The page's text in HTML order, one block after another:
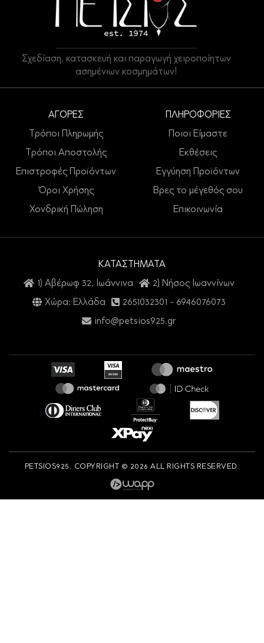
Σχεδίαση, κατασκευή και παραγωγή χειροποίητων
ασημένιων κοσμημάτων!
ΑΓΟΡΕΣ
Τρόποι Πληρωμής
Τρόποι Αποστολής
Επιστροφές Προϊόντων
Όροι Χρήσης
Χονδρική Πώληση
ΠΛΗΡΟΦΟΡΙΕΣ
Ποιοι Είμαστε
Εκθέσεις
Εγγύηση Προϊόντων
Βρες το μέγεθός σου
Επικοινωνία
ΚΑΤΑΣΤΗΜΑΤΑ
1) Αβέρωφ 32, Ιωάννινα
2) Νήσος Ιωαννίνων
Χώρα: Ελλάδα
2651032301 - 6946076073
info@petsios925.gr
PETSIOS925. COPYRIGHT © 2026 ALL RIGHTS RESERVED.